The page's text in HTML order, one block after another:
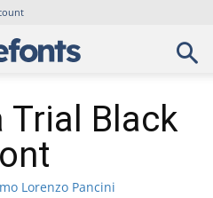
Trial Black
Lorenzo Pancini